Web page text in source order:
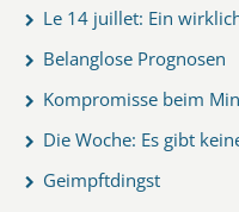
Le 14 juillet: Ein
Belanglose Prognosen
Kompromisse beim
Die Woche: Es gibt
Geimpftdingst